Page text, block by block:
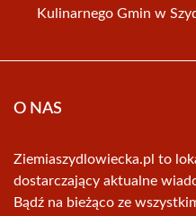
Kulinarnego Gmin w
O NAS
Ziemiaszydlowiecka.pl to
dostarczający aktualne
Bądź na bieżąco ze